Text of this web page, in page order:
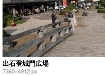
出石登城門広場
7360×4912 px